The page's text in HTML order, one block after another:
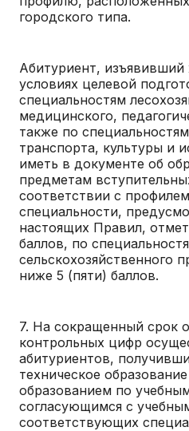
городского типа.
Абитуриент, изъявивший
условиях целевой
специальностям
медицинского,
также по
транспорта, культуры и
иметь в документе об
предметам
соответствии с
специальности,
настоящих Правил,
баллов, по
сельскохозяйственного
ниже 5 (пяти) баллов.
7. На сокращенный срок
контрольных цифр
абитуриентов,
техническое
образованием по
согласующимся с
соответствующих